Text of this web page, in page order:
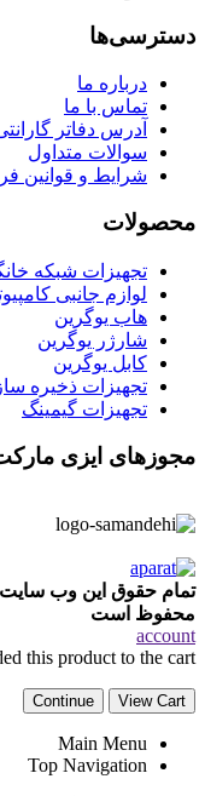
دسترسی‌ها
درباره ما
تماس با ما
آدرس دفاتر
سوالات متداول
شرایط و قوانین
محصولات
تجهیزات شبکه
لوازم جانبی
هاب یوگرین
شارژر یوگرین
کابل یوگرین
تجهیزات ذخیره
تجهیزات گیمینگ
مجوزهای ایزی
تمام حقوق این وب
محفوظ است
account
this product to the cart:
View Cart
Continue
Main Menu
Top Navigation